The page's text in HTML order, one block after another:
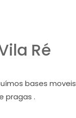
Ré
bases moveis
pragas .